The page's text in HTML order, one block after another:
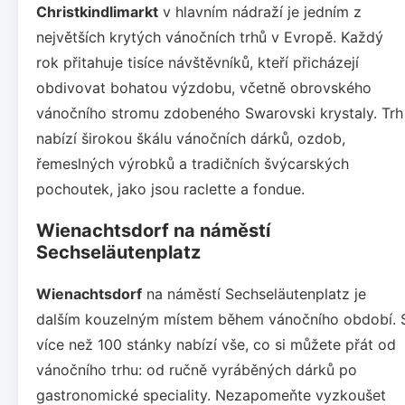
Christkindlimarkt v hlavním nádraží je jedním z
největších krytých vánočních trhů v Evropě. Každý
rok přitahuje tisíce návštěvníků, kteří přicházejí
obdivovat bohatou výzdobu, včetně obrovského
vánočního stromu zdobeného Swarovski krystaly. Trh
nabízí širokou škálu vánočních dárků, ozdob,
řemeslných výrobků a tradičních švýcarských
pochoutek, jako jsou raclette a fondue.
Wienachtsdorf na náměstí
Sechseläutenplatz
Wienachtsdorf na náměstí Sechseläutenplatz je
dalším kouzelným místem během vánočního období.
více než 100 stánky nabízí vše, co si můžete přát od
vánočního trhu: od ručně vyráběných dárků po
gastronomické speciality. Nezapomeňte vyzkoušet